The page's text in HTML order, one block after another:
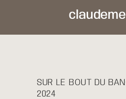
SUR LE BOUT DU
2024